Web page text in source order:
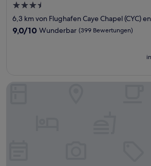
3.5-
Sterne-
Unterkunft
6,3 km von Flughafen Caye Chapel (CYC)
9.0
9,0/10 Wunderbar (399 Bewertungen)